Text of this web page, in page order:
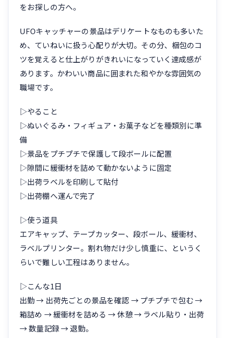
をお探しの方へ。
UFOキャッチャーの景品はデリケートなものも多いた
め、ていねいに扱う心配りが大切。その分、梱包のコ
ツを覚えると仕上がりがきれいになっていく達成感が
あります。かわいい商品に囲まれた和やかな雰囲気の
職場です。
▷やること
▷ぬいぐるみ・フィギュア・お菓子などを種類別に準
備
▷景品をプチプチで保護して段ボールに配置
▷隙間に緩衝材を詰めて動かないように固定
▷出荷ラベルを印刷して貼付
▷出荷棚へ運んで完了
▷使う道具
エアキャップ、テープカッター、段ボール、緩衝材、
ラベルプリンター。割れ物だけ少し慎重に、というく
らいで難しい工程はありません。
▷こんな1日
出勤 → 出荷先ごとの景品を確認 → プチプチで包む →
箱詰め → 緩衝材を詰める → 休憩 → ラベル貼り・出荷
→ 数量記録 → 退勤。